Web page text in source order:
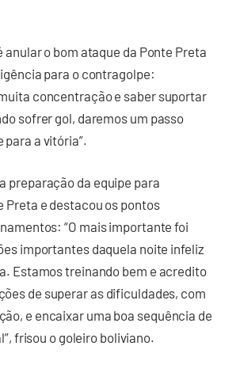
anular o bom ataque da Ponte Preta
para o contragolpe:
concentração e saber suportar
sofrer gol, daremos um passo
a vitória”.
preparação da equipe para
Preta e destacou os pontos
“O mais importante foi
importantes daquela noite infeliz
Estamos treinando bem e acredito
de superar as dificuldades, com
e encaixar uma boa sequência de
frisou o goleiro boliviano.